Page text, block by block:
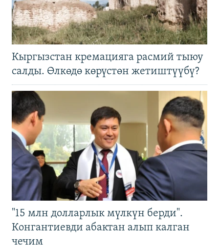
Кыргызстан кремацияга расмий тыюу
салды. Өлкөдө көрүстөн жетиштүүбү?
"15 млн долларлык мүлкүн берди".
Конгантиевди абактан алып калган
чечим